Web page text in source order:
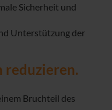
Sicherheit und
Unterstützung der
reduzieren.
Bruchteil des